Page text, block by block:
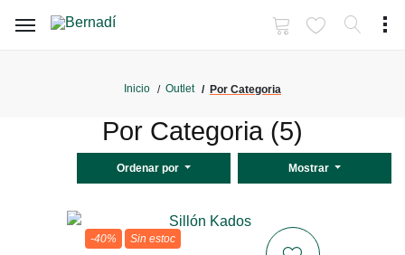
Inicio Outlet Por Categoria
Por Categoria (5)
Ordenar por Mostrar
-40% Sin estoc